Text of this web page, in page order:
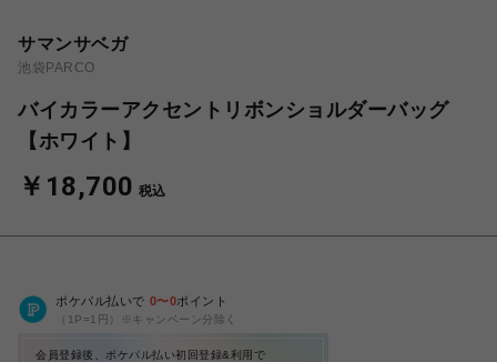
サマンサベガ
池袋PARCO
バイカラーアクセントリボンショルダーバッグ
【ホワイト】
￥18,700 税込
ポケパル払いで 0〜0ポイント
（1P=1円）※キャンペーン分除く
会員登録後、ポケパル払い初回登録&利用で